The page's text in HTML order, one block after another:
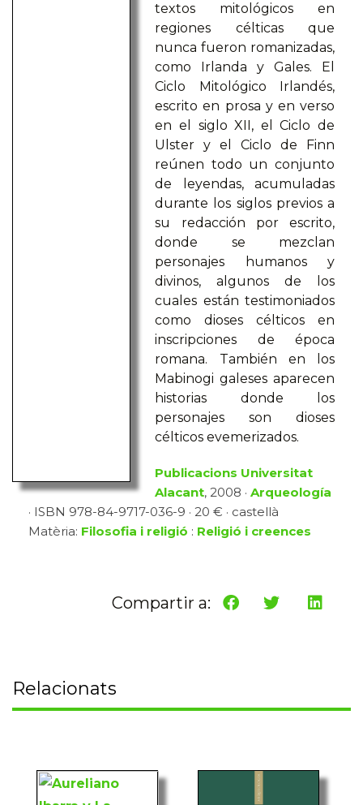
textos mitológicos en
regiones célticas que
nunca fueron romanizadas,
como Irlanda y Gales. El
Ciclo Mitológico Irlandés,
escrito en prosa y en verso
en el siglo XII, el Ciclo de
Ulster y el Ciclo de Finn
reúnen todo un conjunto
de leyendas, acumuladas
durante los siglos previos a
su redacción por escrito,
donde se mezclan
personajes humanos y
divinos, algunos de los
cuales están testimoniados
como dioses célticos en
inscripciones de época
romana. También en los
Mabinogi galeses aparecen
historias donde los
personajes son dioses
célticos evemerizados.
Publicacions Universitat
Alacant, 2008 ·Arqueología
· ISBN 978-84-9717-036-9 · 20 € · castellà
Matèria: Filosofia i religió : Religió i creences
Compartir a:
Relacionats